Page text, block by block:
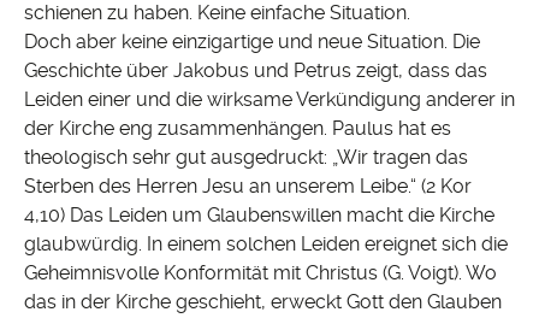
schienen zu haben. Keine einfache Situation.
Doch aber keine einzigartige und neue Situation. Die
Geschichte über Jakobus und Petrus zeigt, dass das
Leiden einer und die wirksame Verkündigung anderer in
der Kirche eng zusammenhängen. Paulus hat es
theologisch sehr gut ausgedruckt: „Wir tragen das
Sterben des Herren Jesu an unserem Leibe.“ (2 Kor
4,10) Das Leiden um Glaubenswillen macht die Kirche
glaubwürdig. In einem solchen Leiden ereignet sich die
Geheimnisvolle Konformität mit Christus (G. Voigt). Wo
das in der Kirche geschieht, erweckt Gott den Glauben